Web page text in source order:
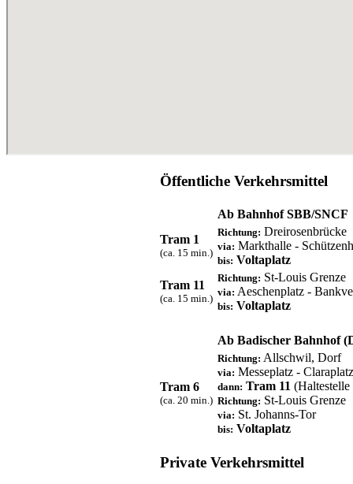
Öffentliche Verkehrsmittel
Ab Bahnhof SBB/SNCF
Tram 1
(ca. 15 min.)
Richtung: Dreirosenbrücke
via: Markthalle -
bis: Voltaplatz
Tram 11
(ca. 15 min.)
Richtung: St-Louis Grenze
via: Aeschenplatz -
bis: Voltaplatz
Ab Badischer Bahnhof
Tram 6
(ca. 20 min.)
Richtung: Allschwil, Dorf
via: Messeplatz -
dann: Tram 11(Haltestelle
Richtung: St-Louis Grenze
via: St. Johanns-Tor
bis: Voltaplatz
Private Verkehrsmittel